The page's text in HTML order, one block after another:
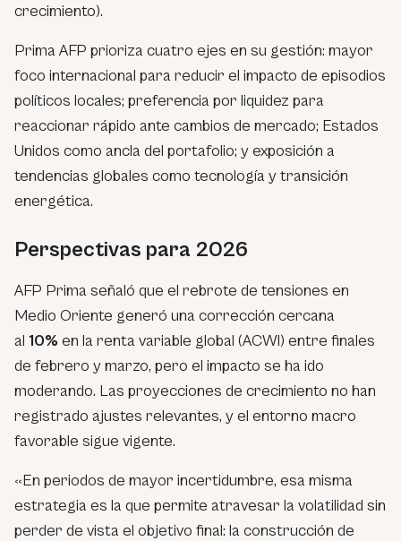
crecimiento).
Prima AFP prioriza cuatro ejes en su gestión: mayor
foco internacional para reducir el impacto de episodios
políticos locales; preferencia por liquidez para
reaccionar rápido ante cambios de mercado; Estados
Unidos como ancla del portafolio; y exposición a
tendencias globales como tecnología y transición
energética.
Perspectivas para 2026
AFP Prima señaló que el rebrote de tensiones en
Medio Oriente generó una corrección cercana
al 10% en la renta variable global (ACWI) entre finales
de febrero y marzo, pero el impacto se ha ido
moderando. Las proyecciones de crecimiento no han
registrado ajustes relevantes, y el entorno macro
favorable sigue vigente.
«En periodos de mayor incertidumbre, esa misma
estrategia es la que permite atravesar la volatilidad sin
perder de vista el objetivo final: la construcción de